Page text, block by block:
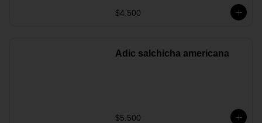
$4.500
Adic salchicha americana
$5.500